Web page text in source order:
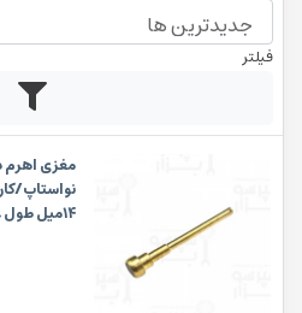
فیلتر
نواستاپ/
۱۴میل طول ۸۸میلیمتر